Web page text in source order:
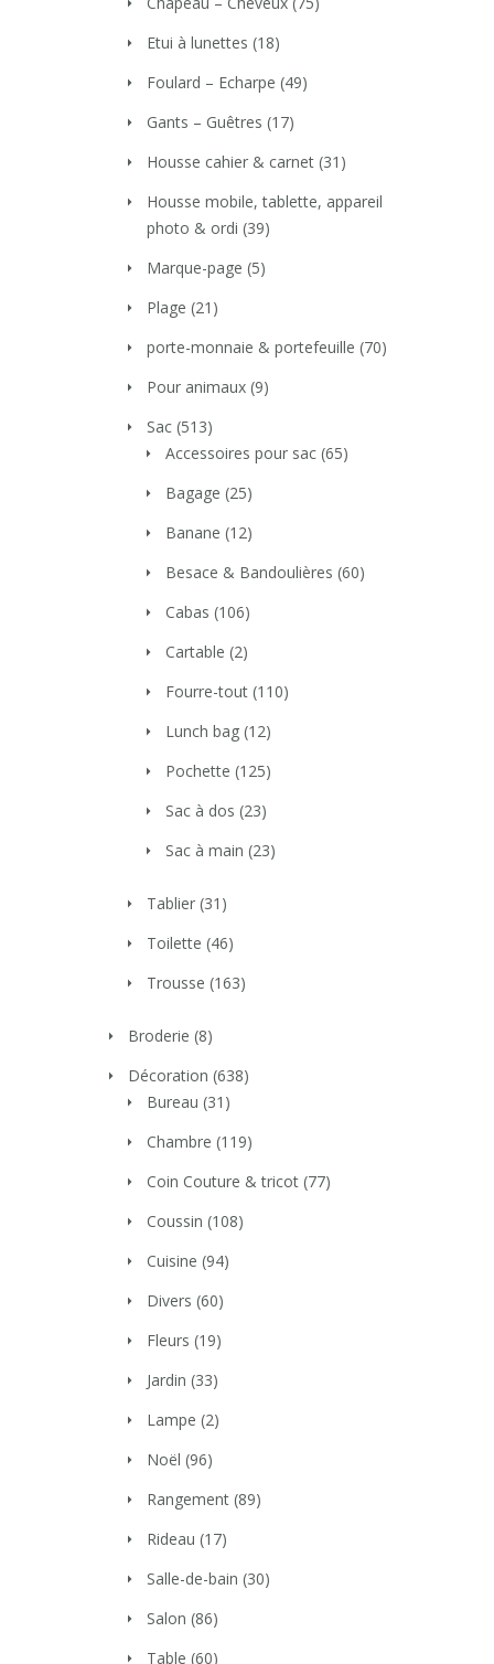
Etui à lunettes (18)
Foulard – Echarpe (49)
Gants – Guêtres (17)
Housse cahier & carnet (31)
Housse mobile, tablette, appareil
photo & ordi (39)
Marque-page (5)
Plage (21)
porte-monnaie & portefeuille (70)
Pour animaux (9)
Sac (513)
Accessoires pour sac (65)
Bagage (25)
Banane (12)
Besace & Bandoulières (60)
Cabas (106)
Cartable (2)
Fourre-tout (110)
Lunch bag (12)
Pochette (125)
Sac à dos (23)
Sac à main (23)
Tablier (31)
Toilette (46)
Trousse (163)
Broderie (8)
Décoration (638)
Bureau (31)
Chambre (119)
Coin Couture & tricot (77)
Coussin (108)
Cuisine (94)
Divers (60)
Fleurs (19)
Jardin (33)
Lampe (2)
Noël (96)
Rangement (89)
Rideau (17)
Salle-de-bain (30)
Salon (86)
Table (60)